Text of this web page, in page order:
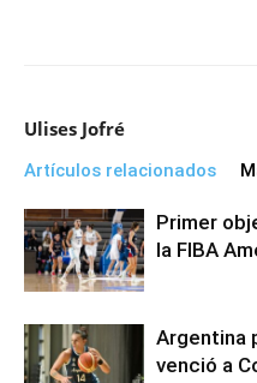
Ulises Jofré
Artículos relacionados
Primer
la FIBA
Argentina
venció a